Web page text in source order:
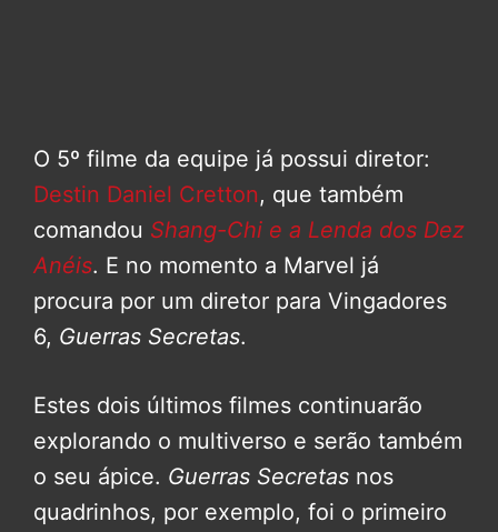
O 5º filme da equipe já possui diretor:
Destin Daniel Cretton, que também
comandou Shang-Chi e a Lenda dos Dez
Anéis. E no momento a Marvel já
procura por um diretor para Vingadores
6, Guerras Secretas.
Estes dois últimos filmes continuarão
explorando o multiverso e serão também
o seu ápice. Guerras Secretas nos
quadrinhos, por exemplo, foi o primeiro